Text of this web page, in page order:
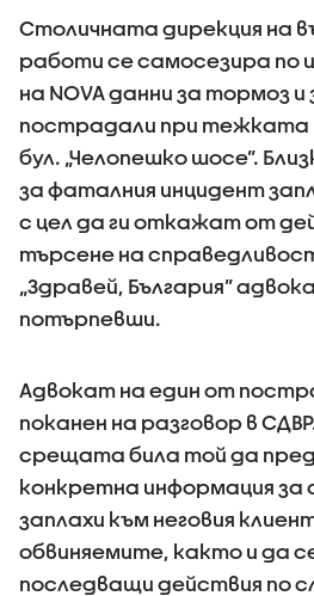
Столичната дирекция на
работи се самосезира по
на NOVA данни за тормоз
пострадали при
бул. „Челопешко шосе”.
за фаталния инцидент
с цел да ги откажат от
търсене на
„Здравей, България”
потърпевши.
Адвокат на един от
поканен на разговор в
срещата била той да
конкретна информация за
заплахи към неговия
обвиняемите, както и да
последващи действия по